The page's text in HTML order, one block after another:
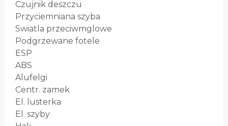
Czujnik deszczu
Przyciemniana szyba
Swiatla przeciwmglowe
Podgrzewane fotele
ESP
ABS
Alufelgi
Centr. zamek
El. lusterka
El. szyby